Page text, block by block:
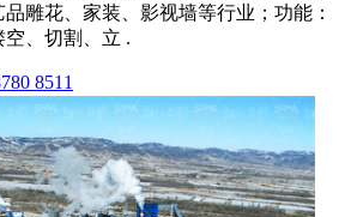
雕花、家装、影视墙等行业；功能：
、切割、立 .
8511